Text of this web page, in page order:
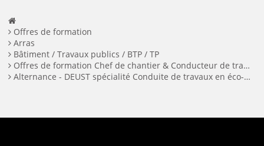
Offres de formation
Arras
Bâtiment / Travaux publics / BTP / TP
Offres de formation Chef de chantier & Conducteur de travaux à Arras
Alternance - DEUST spécialité Conduite de travaux en éco-construction - couverture et enveloppe en alternance H/F